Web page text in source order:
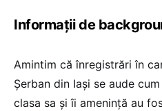
Informații de
Amintim că înregistrări în
Șerban din Iași se aude
clasa sa și îi amenință au